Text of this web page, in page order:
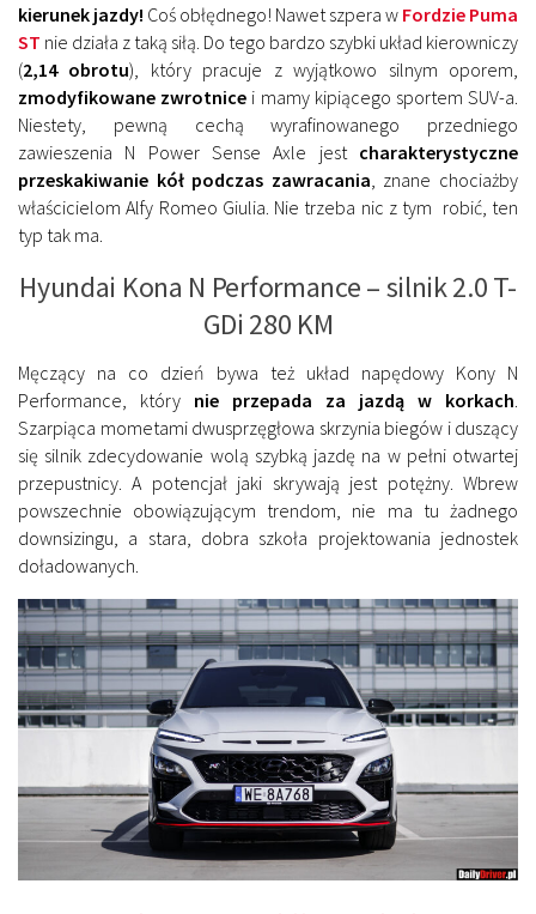
kierunek jazdy! Coś obłędnego! Nawet szpera w Fordzie Puma
ST nie działa z taką siłą. Do tego bardzo szybki układ kierowniczy
(2,14 obrotu), który pracuje z wyjątkowo silnym oporem,
zmodyfikowane zwrotnice i mamy kipiącego sportem SUV-a.
Niestety, pewną cechą wyrafinowanego przedniego
zawieszenia N Power Sense Axle jest charakterystyczne
przeskakiwanie kół podczas zawracania , znane chociażby
właścicielom Alfy Romeo Giulia. Nie trzeba nic z tym robić, ten
typ tak ma.
Hyundai Kona N Performance – silnik 2.0 T-
GDi 280 KM
Męczący na co dzień bywa też układ napędowy Kony N
Performance, który nie przepada za jazdą w korkach
Szarpiąca mometami dwusprzęgłowa skrzynia biegów i duszący
się silnik zdecydowanie wolą szybką jazdę na w pełni otwartej
przepustnicy. A potencjał jaki skrywają jest potężny. Wbrew
powszechnie obowiązującym trendom, nie ma tu żadnego
downsizingu, a stara, dobra szkoła projektowania jednostek
doładowanych.